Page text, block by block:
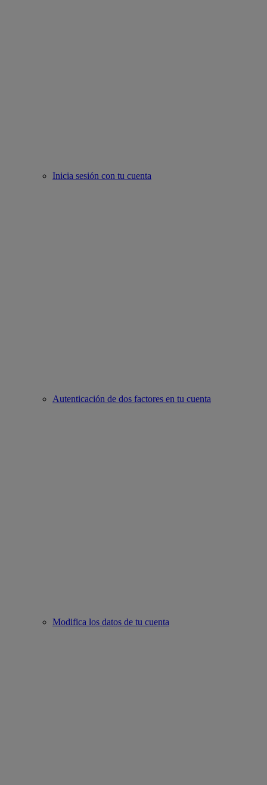
Inicia sesión con tu cuenta
Autenticación de dos factores en tu cuenta
Modifica los datos de tu cuenta